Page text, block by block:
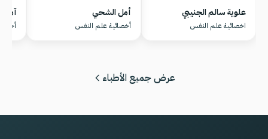
علوية سالم الجنيبي
اخصائية علم النفس
أمل الشحي
أخصائية علم النفس
عرض جميع الأطباء